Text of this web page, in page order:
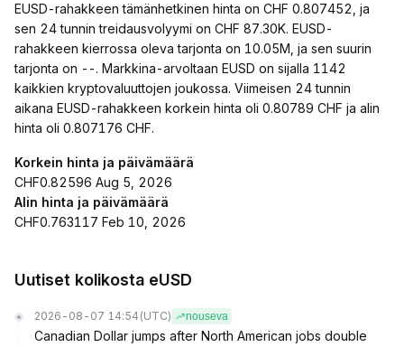
EUSD-rahakkeen tämänhetkinen hinta on CHF 0.807452, ja
sen 24 tunnin treidausvolyymi on CHF 87.30K. EUSD-
rahakkeen kierrossa oleva tarjonta on 10.05M, ja sen suurin
tarjonta on --. Markkina-arvoltaan EUSD on sijalla 1142
kaikkien kryptovaluuttojen joukossa. Viimeisen 24 tunnin
aikana EUSD-rahakkeen korkein hinta oli 0.80789 CHF ja alin
hinta oli 0.807176 CHF.
Korkein hinta ja päivämäärä
CHF0.82596 Aug 5, 2026
Alin hinta ja päivämäärä
CHF0.763117 Feb 10, 2026
Uutiset kolikosta eUSD
2026-08-07 14:54 (UTC) nouseva
Canadian Dollar jumps after North American jobs double